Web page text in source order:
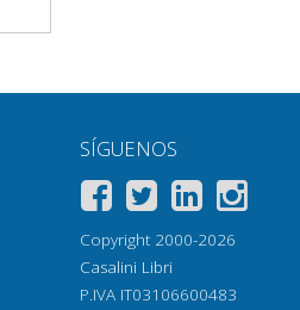
SÍGUENOS
Copyright 2000-2026
Casalini Libri
P.IVA IT03106600483